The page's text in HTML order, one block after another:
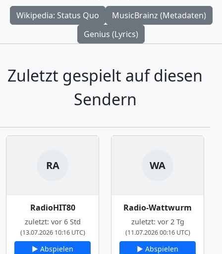
Wikipedia: Status Quo
MusicBrainz (Metadaten)
Genius (Lyrics)
Zuletzt gespielt auf diesen
Sendern
RA
RadioHIT80
zuletzt: vor 6 Std
(13.07.2026 10:16 UTC)
▶ Abspielen
WA
Radio-Wattwurm
zuletzt: vor 2 Tg
(11.07.2026 00:16 UTC)
▶ Abspielen